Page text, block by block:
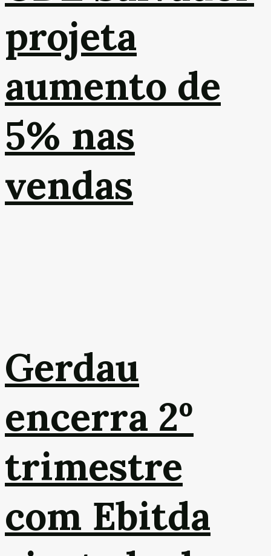
projeta
aumento de
5% nas
vendas
Gerdau
encerra 2º
trimestre
com Ebitda